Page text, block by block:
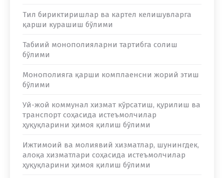
Тил бириктиришлар ва картел келишувларга
қарши курашиш бўлими
Табиий монополияларни тартибга солиш
бўлими
Монополияга қарши комплаенсни жорий этиш
бўлими
Уй-жой коммунал хизмат кўрсатиш, қурилиш ва
транспорт соҳасида истеъмолчилар
ҳуқуқларини ҳимоя қилиш бўлими
Ижтимоий ва молиявий хизматлар, шунингдек,
алоқа хизматлари соҳасида истеъмолчилар
ҳуқуқларини ҳимоя қилиш бўлими